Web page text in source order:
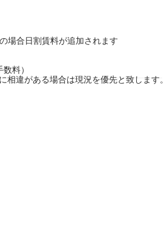
場合日割賃料が追加されます
料）
相違がある場合は現況を優先と致します。